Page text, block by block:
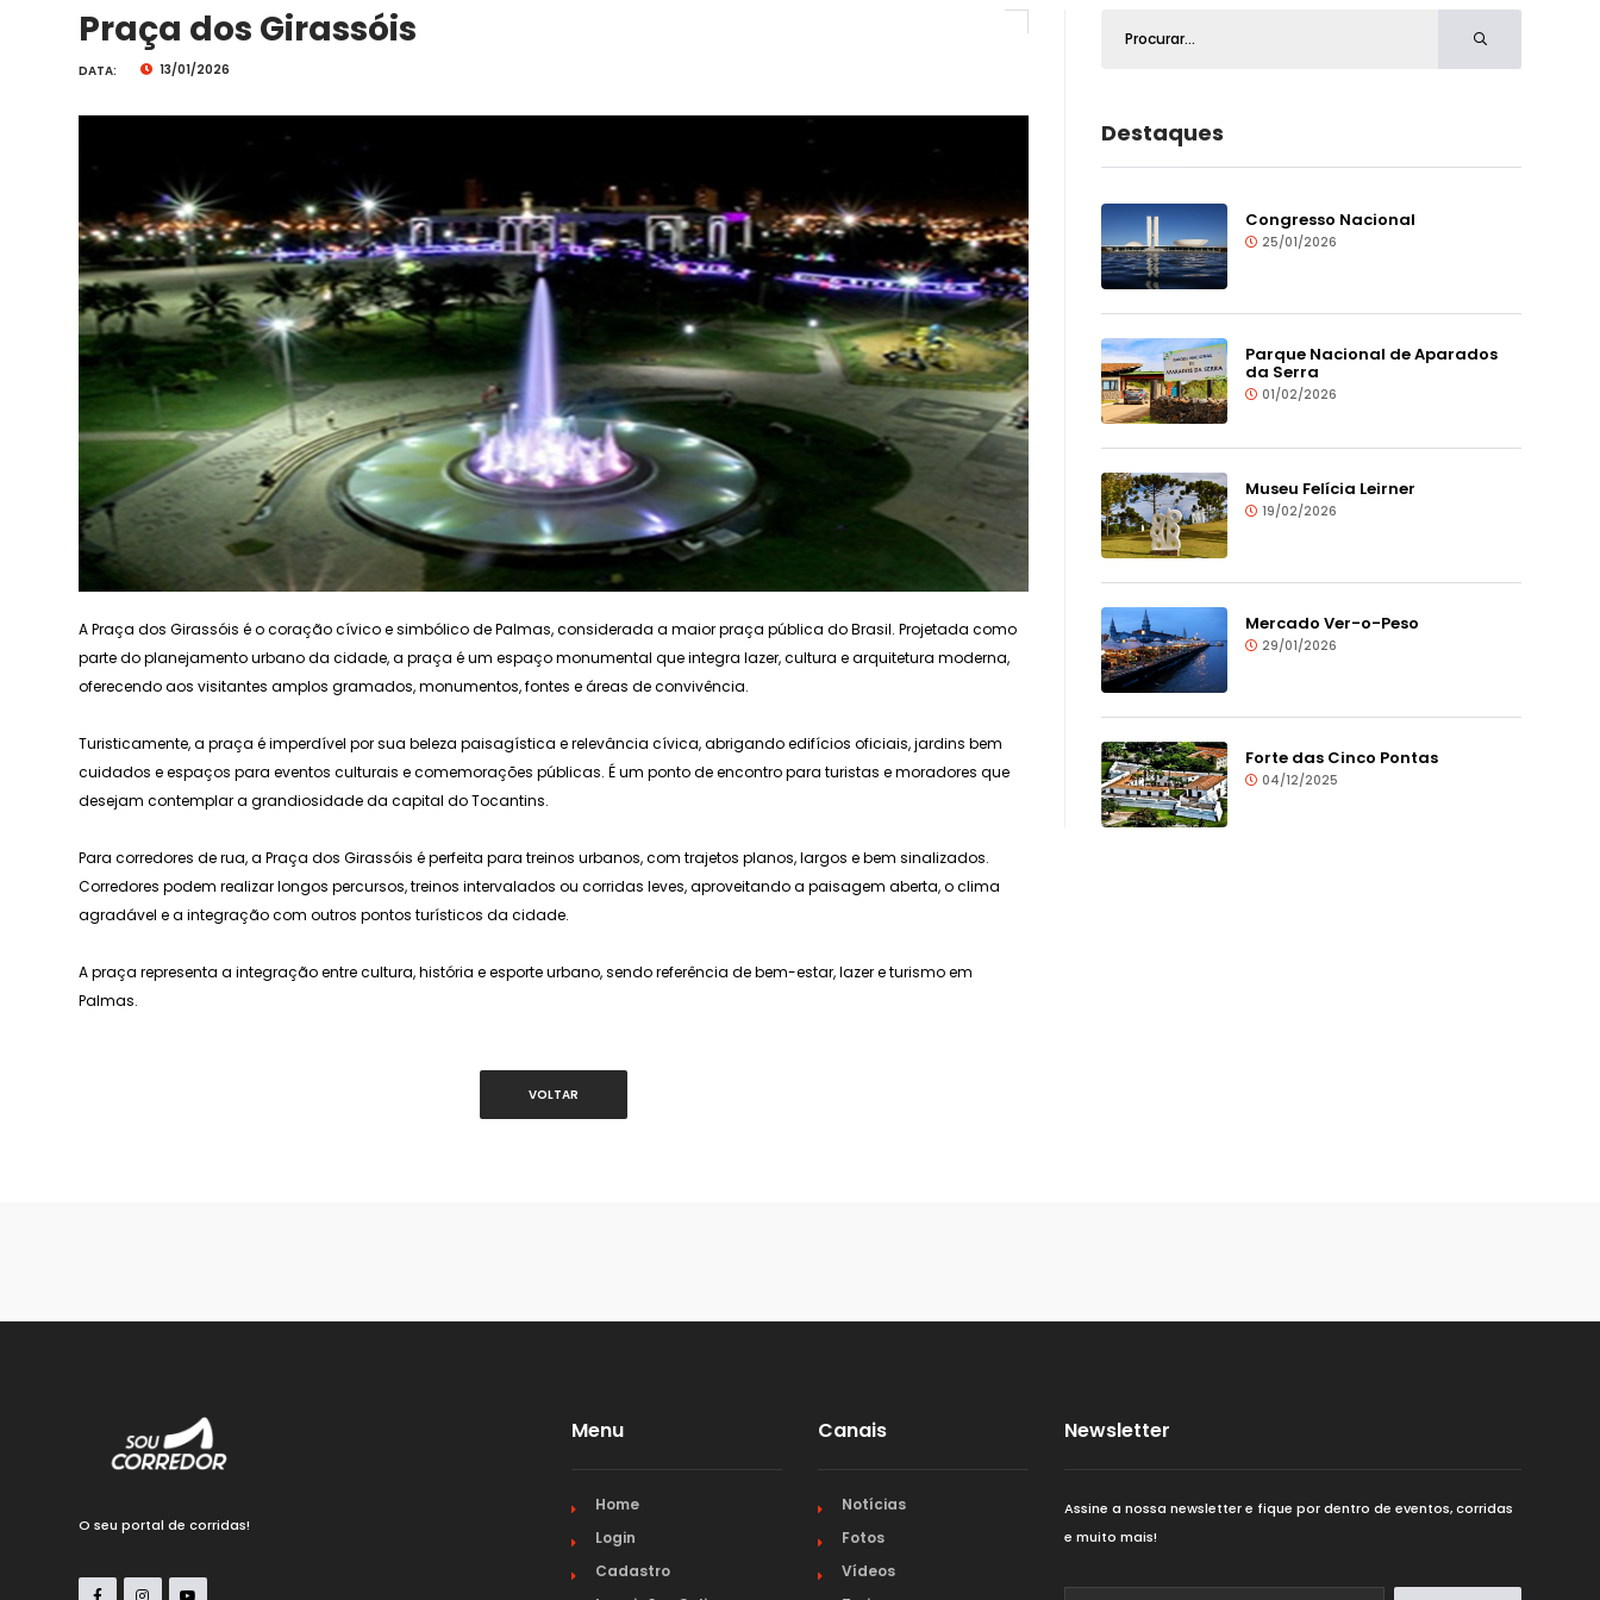
Praça dos Girassóis
DATA: 13/01/2026
A Praça dos Girassóis é o coração cívico e simbólico de Palmas, considerada a maior praça pública do Brasil. Projetada como
parte do planejamento urbano da cidade, a praça é um espaço monumental que integra lazer, cultura e arquitetura moderna,
oferecendo aos visitantes amplos gramados, monumentos, fontes e áreas de convivência.
Turisticamente, a praça é imperdível por sua beleza paisagística e relevância cívica, abrigando edifícios oficiais, jardins bem
cuidados e espaços para eventos culturais e comemorações públicas. É um ponto de encontro para turistas e moradores que
desejam contemplar a grandiosidade da capital do Tocantins.
Para corredores de rua, a Praça dos Girassóis é perfeita para treinos urbanos, com trajetos planos, largos e bem sinalizados.
Corredores podem realizar longos percursos, treinos intervalados ou corridas leves, aproveitando a paisagem aberta, o clima
agradável e a integração com outros pontos turísticos da cidade.
A praça representa a integração entre cultura, história e esporte urbano, sendo referência de bem-estar, lazer e turismo em
Palmas.
VOLTAR
Destaques
Congresso Nacional
25/01/2026
Parque Nacional de Aparados
da Serra
01/02/2026
Museu Felícia Leirner
19/02/2026
Mercado Ver-o-Peso
29/01/2026
Forte das Cinco Pontas
04/12/2025
O seu portal de corridas!
Menu
Home
Login
Cadastro
Canais
Notícias
Fotos
Vídeos
Newsletter
Assine a nossa newsletter e fique por dentro de eventos, corridas
e muito mais!